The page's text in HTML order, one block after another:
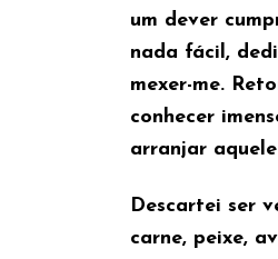
um dever
nada fácil,
mexer-me.
conhecer
arranjar
Descartei ser
carne, peixe,